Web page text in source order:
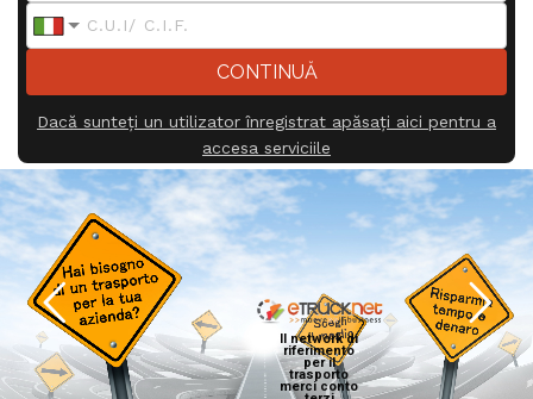
Dacă sunteți un utilizator înregistrat apăsați aici pentru a
accesa serviciile